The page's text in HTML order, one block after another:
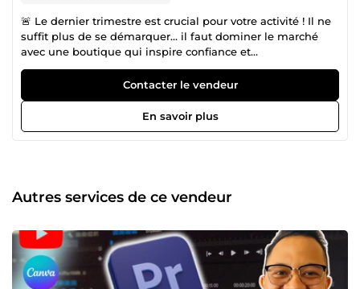
🚨 Le dernier trimestre est crucial pour votre activité ! Il ne
suffit plus de se démarquer… il faut dominer le marché
avec une boutique qui inspire confiance et
professionnalisme. 💼🔥 C’est le moment idéal pour
affirmer votre identité visuelle, lancer votre propre marque,
et booster vos ventes — que ce soit pour vos nouveautés
ou vos produits phares. Ensemble, donnons vie à une
image forte et cohérente pour votre boutique en ligne. Je
votre boutique l’allure d’une marque déjà bien établie. Fini
les visuels génériques — place à une identité forte qui
sur-mesure, originaux et professionnels, conçus pour
rassurer vos visiteurs et mettre en lumière les atouts de
vos produits. Chaque image est pensée pour refléter votre
charte graphique, votre positionnement et parler
Contacter le vendeur
En savoir plus
Autres services de ce vendeur